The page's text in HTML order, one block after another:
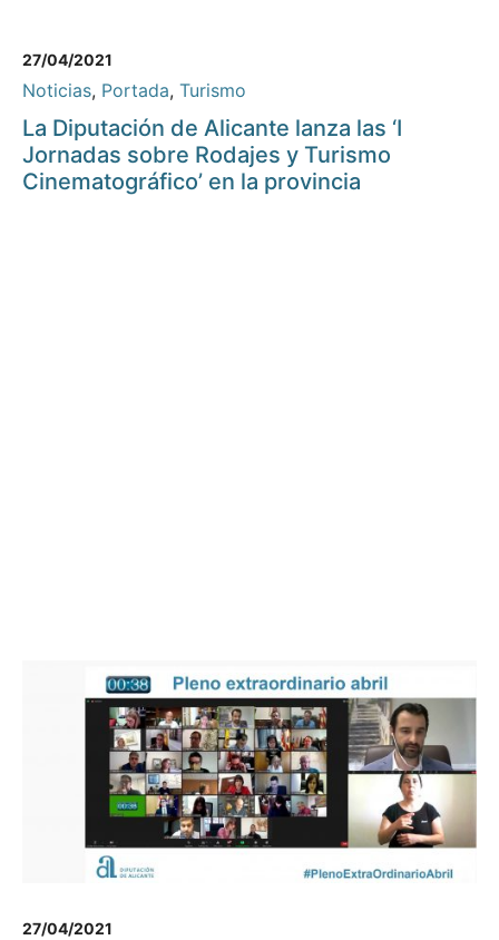
27/04/2021
Noticias, Portada, Turismo
La Diputación de Alicante lanza las ‘I
Jornadas sobre Rodajes y Turismo
Cinematográfico’ en la provincia
27/04/2021